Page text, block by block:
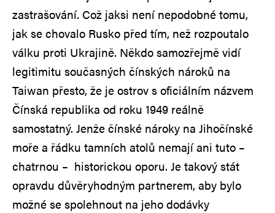
zastrašování. Což jaksi není nepodobné tomu,
jak se chovalo Rusko před tím, než rozpoutalo
válku proti Ukrajině. Někdo samozřejmě vidí
legitimitu současných čínských nároků na
Taiwan přesto, že je ostrov s oficiálním názvem
Čínská republika od roku 1949 reálně
samostatný. Jenže čínské nároky na Jihočínské
moře a řádku tamních atolů nemají ani tuto –
chatrnou – historickou oporu. Je takový stát
opravdu důvěryhodným partnerem, aby bylo
možné se spolehnout na jeho dodávky